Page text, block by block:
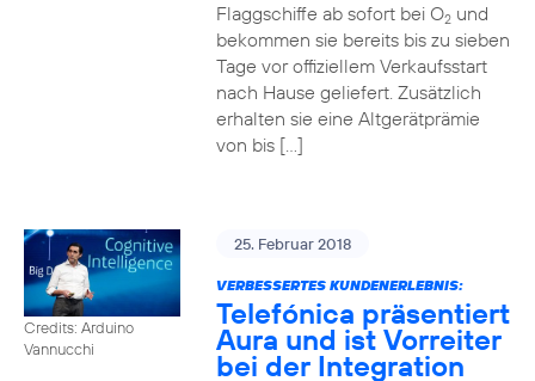
Flaggschiffe ab sofort bei O2und
bekommen sie bereits bis zu sieben
Tage vor offiziellem Verkaufsstart
nach Hause geliefert. Zusätzlich
erhalten sie eine Altgerätprämie
von bis […]
Credits: Arduino
Vannucchi
25. Februar 2018
VERBESSERTES KUNDENERLEBNIS:
Telefónica präsentiert
Aura und ist Vorreiter
bei der Integration